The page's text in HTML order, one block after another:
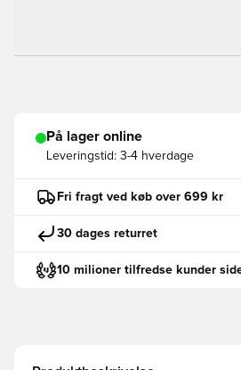
På lager online
Leveringstid: 3-4 hverdage
Fri fragt ved køb over 699 kr
30 dages returret
10 milioner tilfredse kunder